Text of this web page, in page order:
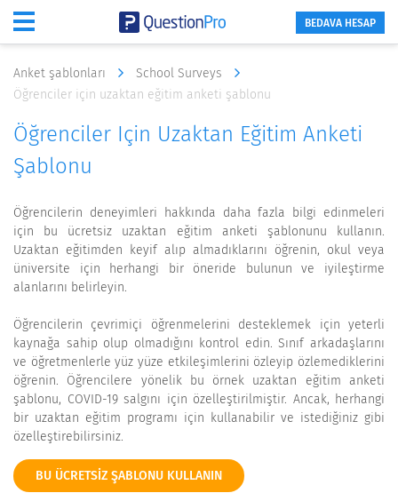
BEDAVA HESAP
Anket şablonları
School Surveys
Öğrenciler için uzaktan eğitim anketi şablonu
Öğrenciler Için Uzaktan Eğitim Anketi
Şablonu
Öğrencilerin deneyimleri hakkında daha fazla bilgi edinmeleri
için bu ücretsiz uzaktan eğitim anketi şablonunu kullanın.
Uzaktan eğitimden keyif alıp almadıklarını öğrenin, okul veya
üniversite için herhangi bir öneride bulunun ve iyileştirme
alanlarını belirleyin.
Öğrencilerin çevrimiçi öğrenmelerini desteklemek için yeterli
kaynağa sahip olup olmadığını kontrol edin. Sınıf arkadaşlarını
ve öğretmenlerle yüz yüze etkileşimlerini özleyip özlemediklerini
öğrenin. Öğrencilere yönelik bu örnek uzaktan eğitim anketi
şablonu, COVID-19 salgını için özelleştirilmiştir. Ancak, herhangi
bir uzaktan eğitim programı için kullanabilir ve istediğiniz gibi
özelleştirebilirsiniz.
BU ÜCRETSIZ ŞABLONU KULLANIN